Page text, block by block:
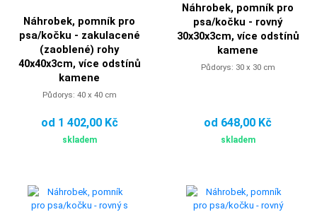
Náhrobek, pomník pro
psa/kočku - zakulacené
(zaoblené) rohy
40x40x3cm, více odstínů
kamene
Půdorys: 40 x 40 cm
od 1 402,00 Kč
skladem
Náhrobek, pomník pro
psa/kočku - rovný
30x30x3cm, více odstínů
kamene
Půdorys: 30 x 30 cm
od 648,00 Kč
skladem